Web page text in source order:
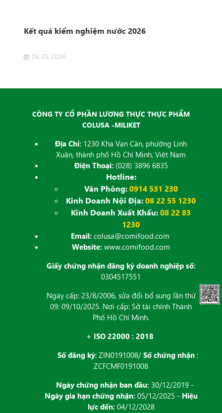
Kết quả kiểm nghiệm nước 2026
06.05.2026
CÔNG TY CỔ PHẦN LƯƠNG THỰC THỰC PHẨM
COLUSA -MILIKET
Địa Chỉ: 1230 Kha Vạn Cân, phường Linh
Xuân, thành phố Hồ Chí Minh, Việt Nam
Điện Thoại:(028) 3896 6835
Hotline:
Văn Phòng: 0914 531 230
Kinh Doanh Nội Địa:08 22 55 1230
Kinh Doanh Xuất Khẩu:08 22 83
1230
Email:colusa@comifood.com
Website: www.comifood.com
Giấy chứng nhận đăng ký doanh nghiệp số:
0304517551
Ngày cấp: 23/8/2006, sửa đổi bổ sung lần thứ
09: 09/10/2025. Nơi cấp: Sở tài chính Thành
Phố Hồ Chí Minh.
+ ISO 22000 : 2018
Số đăng ký: ZIN0191008/ Số chứng nhận :
ZCFCMF0191008
Ngày chứng nhận ban đầu: 30/12/2019 -
Ngày gia hạn chứng nhận:05/12/2025 - Hiệu
lực đến:04/12/2028